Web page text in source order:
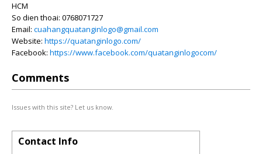
HCM
So dien thoai: 0768071727
Email: cuahangquatanginlogo@gmail.com
Website: https://quatanginlogo.com/
Facebook: https://www.facebook.com/quatanginlogocom/
Comments
Issues with this site? Let us know.
Contact Info